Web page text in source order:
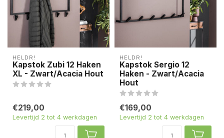
HELDR!
Kapstok Zubi 12 Haken
XL - Zwart/Acacia Hout
€219,00
Levertijd 2 tot 4 werkdagen
HELDR!
Kapstok Sergio 12
Haken - Zwart/Acacia
Hout
€169,00
Levertijd 2 tot 4 werkdagen